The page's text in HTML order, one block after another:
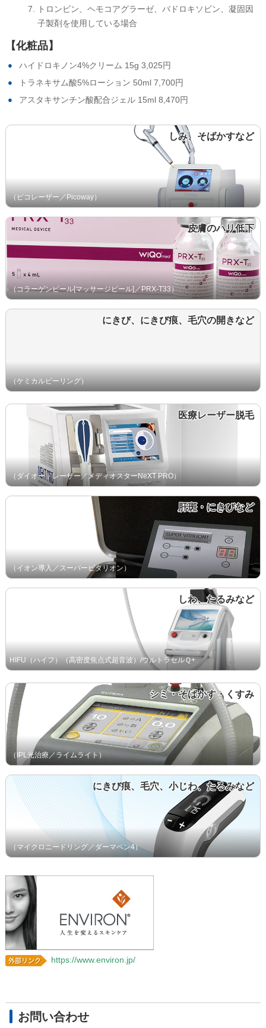
トロンビン、ヘモコアグラーゼ、バドロキソビン、凝固因
子製剤を使用している場合
【化粧品】
ハイドロキノン4%クリーム 15g 3,025円
トラネキサム酸5%ローション 50ml 7,700円
アスタキサンチン酸配合ジェル 15ml 8,470円
しみ、そばかすなど
（ピコレーザー／Picoway）
皮膚のハリ低下
（コラーゲンピール[マッサージピール]／PRX-T33）
にきび、にきび痕、毛穴の開きなど
（ケミカルピーリング）
医療レーザー脱毛
（ダイオードレーザー／メディオスターNeXT PRO）
肝斑・にきびなど
（イオン導入／スーパービタリオン）
しわ、たるみなど
HIFU（ハイフ）（高密度焦点式超音波）/ウルトラセルＱ+
シミ・そばかす・くすみ
（IPL光治療／ライムライト）
にきび痕、毛穴、小じわ、たるみなど
（マイクロニードリング／ダーマペン4）
https://www.environ.jp/
お問い合わせ